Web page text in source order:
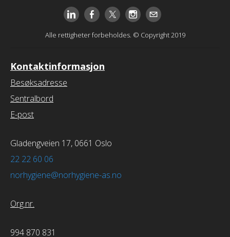
Alle rettigheter forbeholdes. © Copyright 2019
Kontaktinformasjon
Besøksadresse
Sentralbord
E-post
Gladengveien 17, 0661 Oslo
22 22 60 06
norhygiene@norhygiene-as.no
Org.nr.
994 870 831